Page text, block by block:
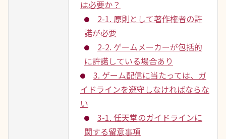
は必要か？
2-1. 原則として著作権者の許
諾が必要
2-2. ゲームメーカーが包括的
に許諾している場合あり
3. ゲーム配信に当たっては、ガ
イドラインを遵守しなければならな
い
3-1. 任天堂のガイドラインに
関する留意事項